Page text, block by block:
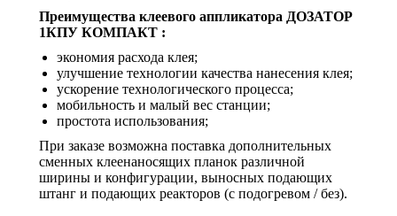
Преимущества клеевого аппликатора ДОЗАТОР
1КПУ КОМПАКТ :
экономия расхода клея;
улучшение технологии качества нанесения клея;
ускорение технологического процесса;
мобильность и малый вес станции;
простота использования;
При заказе возможна поставка дополнительных
сменных клеенаносящих планок различной
ширины и конфигурации, выносных подающих
штанг и подающих реакторов (с подогревом / без).